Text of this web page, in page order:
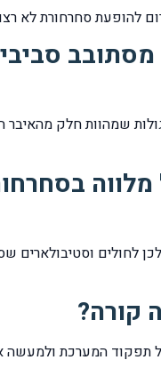
להופעת סחרחורת לא
מלווה
לחולים וסטיבולארים
קורה?
תפקוד המערכת ולמעשה